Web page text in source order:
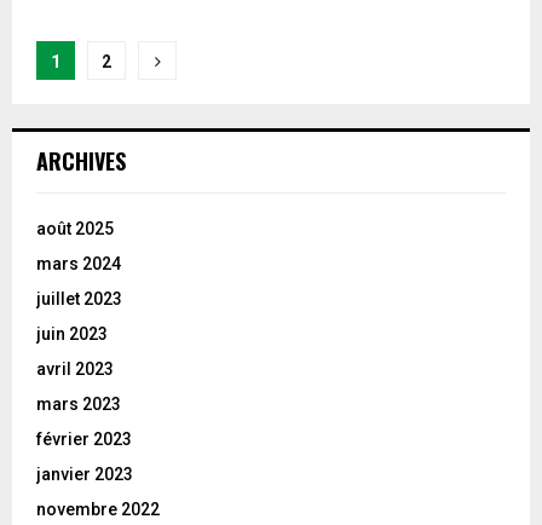
Navigation
articles
1 2
ARCHIVES
août 2025
mars 2024
juillet 2023
juin 2023
avril 2023
mars 2023
février 2023
janvier 2023
novembre 2022